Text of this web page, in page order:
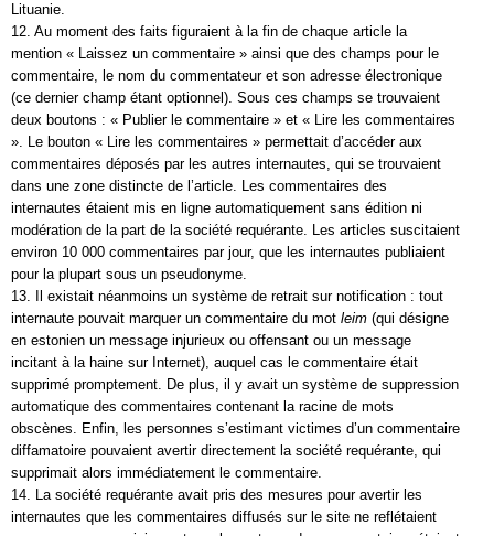
Lituanie.
12. Au moment des faits figuraient à la fin de chaque article la
mention « Laissez un commentaire » ainsi que des champs pour le
commentaire, le nom du commentateur et son adresse électronique
(ce dernier champ étant optionnel). Sous ces champs se trouvaient
deux boutons : « Publier le commentaire » et « Lire les commentaires
». Le bouton « Lire les commentaires » permettait d’accéder aux
commentaires déposés par les autres internautes, qui se trouvaient
dans une zone distincte de l’article. Les commentaires des
internautes étaient mis en ligne automatiquement sans édition ni
modération de la part de la société requérante. Les articles suscitaient
environ 10 000 commentaires par jour, que les internautes publiaient
pour la plupart sous un pseudonyme.
13. Il existait néanmoins un système de retrait sur notification : tout
internaute pouvait marquer un commentaire du mot leim (qui désigne
en estonien un message injurieux ou offensant ou un message
incitant à la haine sur Internet), auquel cas le commentaire était
supprimé promptement. De plus, il y avait un système de suppression
automatique des commentaires contenant la racine de mots
obscènes. Enfin, les personnes s’estimant victimes d’un commentaire
diffamatoire pouvaient avertir directement la société requérante, qui
supprimait alors immédiatement le commentaire.
14. La société requérante avait pris des mesures pour avertir les
internautes que les commentaires diffusés sur le site ne reflétaient